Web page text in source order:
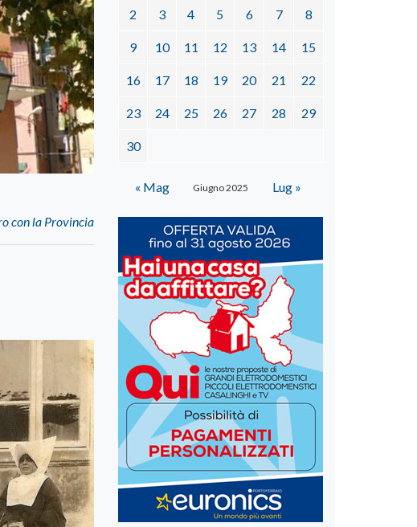
con la Provincia
Giugno 2025
2 3 4 5 6 7 8
9 10 11 12 13 14 15
16 17 18 19 20 21 22
23 24 25 26 27 28 29
30
« Mag Lug »